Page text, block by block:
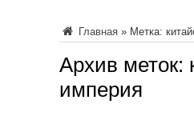
Главная » Метка:
Архив меток:
империя